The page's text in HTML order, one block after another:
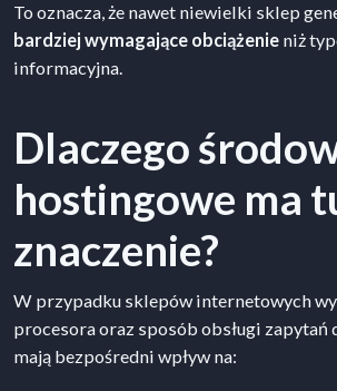
To oznacza, że nawet niewielki sklep
bardziej wymagające obciążenie niż
informacyjna.
Dlaczego
hostingowe ma
znaczenie?
W przypadku sklepów internetowych
procesora oraz sposób obsługi zapytań
mają bezpośredni wpływ na: